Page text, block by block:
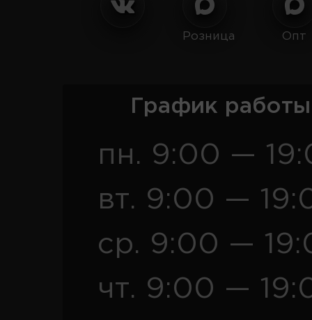
Розница Опт
График
пн. 9:00 —
вт. 9:00 —
ср. 9:00 —
чт. 9:00 —